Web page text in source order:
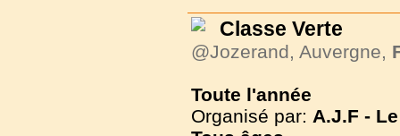
Classe Verte
@Jozerand, Auvergne,
Toute l'année
Organisé par: A.J.F -